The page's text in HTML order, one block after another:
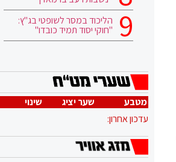
הליכוד במסר לשופטי בג"ץ:
"חוקי יסוד תמיד כובדו"
מטבע שער יציג
שינוי
עדכון אחרון: